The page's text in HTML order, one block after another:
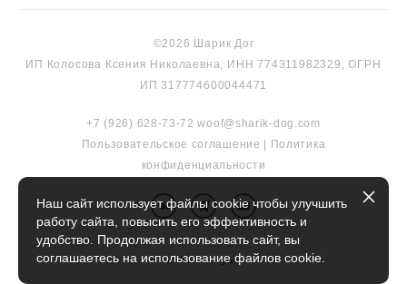
©2026 Шарик Дог
ИП Колосова Ксения Николаевна, ИНН 774311982329, ОГРН
ИП 317774600044471
+7 (926) 628-73-72 woof@sharik-dog.com
Пользовательское соглашение | Политика
конфиденциальности
сайт от vigbo
Наш сайт использует файлы cookie чтобы улучшить
работу сайта, повысить его эффективность и
удобство. Продолжая использовать сайт, вы
соглашаетесь на использование файлов cookie.